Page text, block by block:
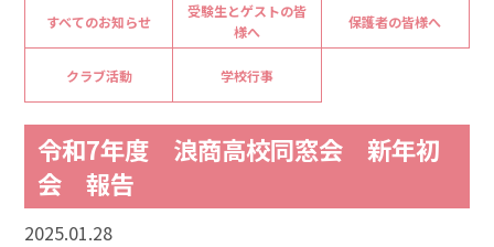
すべてのお知らせ
受験生とゲストの皆
様へ
保護者の皆様へ
クラブ活動 学校行事
令和7年度 浪商高校同窓会 新年初
会 報告
2025.01.28